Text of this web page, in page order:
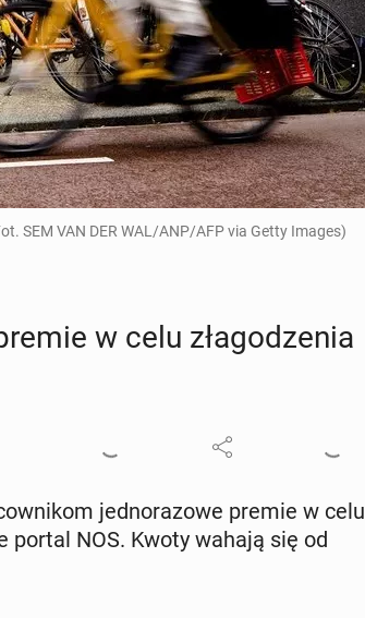
SEM VAN DER WAL/ANP/AFP via Getty Images)
w celu zła­go­dze­nia
jed­no­ra­zo­we premie w celu
NOS. Kwoty wahają się od